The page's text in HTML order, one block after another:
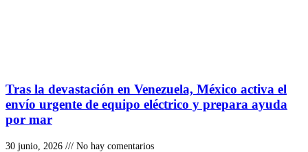
Tras la devastación en Venezuela, México activa el
envío urgente de equipo eléctrico y prepara ayuda
por mar
30 junio, 2026 No hay comentarios